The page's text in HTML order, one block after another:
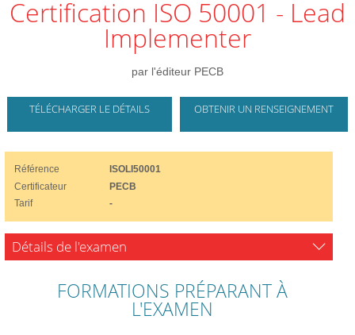
Certification ISO 50001 - Lead
Implementer
par l'éditeur PECB
TÉLÉCHARGER LE DÉTAILS OBTENIR UN RENSEIGNEMENT
Référence
ISOLI50001
Certificateur
PECB
Tarif
-
Détails de l'examen
FORMATIONS PRÉPARANT À
L'EXAMEN